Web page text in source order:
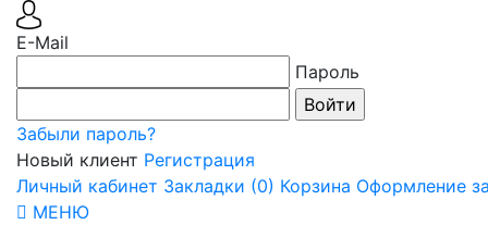
E-Mail
Пароль
Забыли пароль?
Новый клиент Регистрация
Личный кабинет Закладки (0) Корзина Оформление
МЕНЮ